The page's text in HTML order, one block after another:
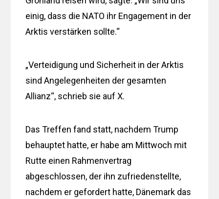
einig, dass die NATO ihr Engagement in der
Arktis verstärken sollte.“
„Verteidigung und Sicherheit in der Arktis
sind Angelegenheiten der gesamten
Allianz“, schrieb sie auf X.
Das Treffen fand statt, nachdem Trump
behauptet hatte, er habe am Mittwoch mit
Rutte einen Rahmenvertrag
abgeschlossen, der ihn zufriedenstellte,
nachdem er gefordert hatte, Dänemark das